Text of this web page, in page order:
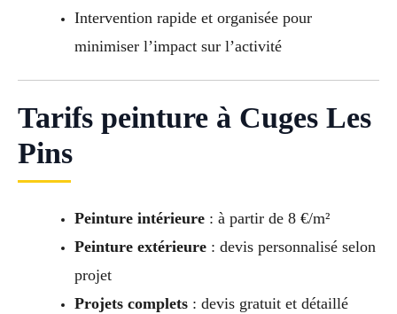
Intervention rapide et organisée pour
minimiser l’impact sur l’activité
Tarifs peinture à Cuges Les
Pins
Peinture intérieure: à partir de 8 €/m²
Peinture extérieure: devis personnalisé selon
projet
Projets complets: devis gratuit et détaillé